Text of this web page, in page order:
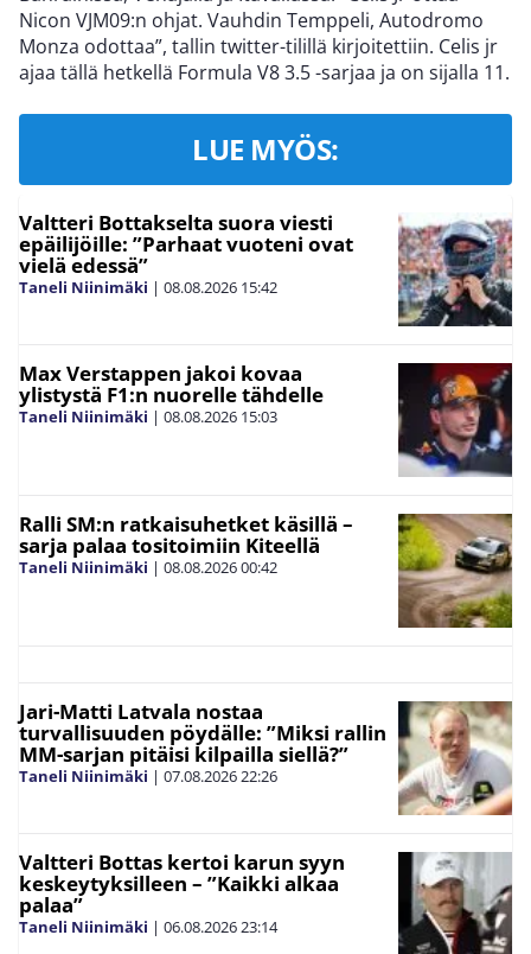
Nicon VJM09:n ohjat. Vauhdin Temppeli, Autodromo
Monza odottaa”, tallin twitter-tilillä kirjoitettiin. Celis jr
ajaa tällä hetkellä Formula V8 3.5 -sarjaa ja on sijalla 11.
LUE MYÖS:
Valtteri Bottakselta suora viesti
epäilijöille: ”Parhaat vuoteni ovat
vielä edessä”
Taneli Niinimäki | 08.08.2026 15:42
Max Verstappen jakoi kovaa
ylistystä F1:n nuorelle tähdelle
Taneli Niinimäki | 08.08.2026 15:03
Ralli SM:n ratkaisuhetket käsillä –
sarja palaa tositoimiin Kiteellä
Taneli Niinimäki | 08.08.202600:42
Jari-Matti Latvala nostaa
turvallisuuden pöydälle: ”Miksi rallin
MM-sarjan pitäisi kilpailla siellä?”
Taneli Niinimäki | 07.08.202622:26
Valtteri Bottas kertoi karun syyn
keskeytyksilleen – ”Kaikki alkaa
palaa”
Taneli Niinimäki | 06.08.202623:14